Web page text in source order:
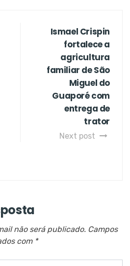
Ismael Crispin
fortalece a
agricultura
familiar de São
Miguel do
Guaporé com
entrega de
trator
Next post
não será publicado. Campos
com *